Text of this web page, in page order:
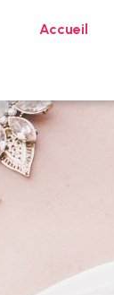
Accueil